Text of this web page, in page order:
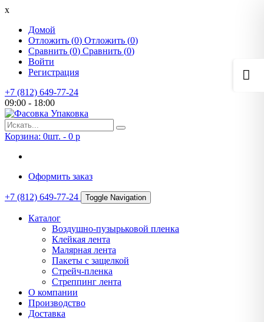
x
Домой
Отложить (0) Отложить (0)
Сравнить (0) Сравнить (0)
Войти
Регистрация
+7 (812) 649-77-24
09:00 - 18:00
Корзина: 0шт. - 0 p
Оформить заказ
+7 (812) 649-77-24 Toggle Navigation
Каталог
Воздушно-пузырьковой пленка
Клейкая лента
Малярная лента
Пакеты с защелкой
Стрейч-пленка
Стреппинг лента
О компании
Производство
Доставка